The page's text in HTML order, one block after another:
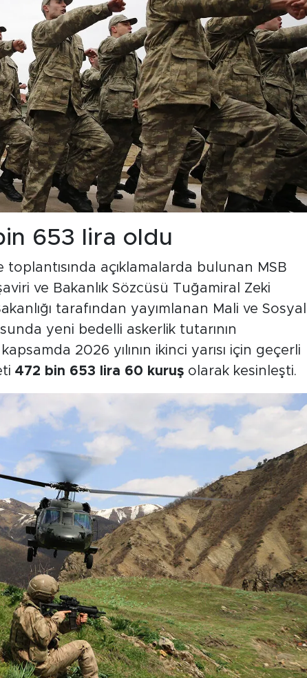
653 lira oldu
toplantısında açıklamalarda bulunan MSB
ve Bakanlık Sözcüsü Tuğamiral Zeki
tarafından yayımlanan Mali ve Sosyal
yeni bedelli askerlik tutarının
2026 yılının ikinci yarısı için geçerli
472 bin 653 lira 60 kuruşolarak kesinleşti.